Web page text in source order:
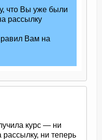
что Вы уже были
рассылку
Вам на
курс — ни
рассылку, ни теперь